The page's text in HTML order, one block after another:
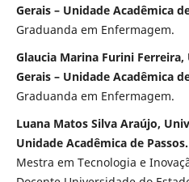
Gerais – Unidade Acadêmica
Graduanda em Enfermagem.
Glaucia Marina Furini
Gerais – Unidade Acadêmica
Graduanda em Enfermagem.
Luana Matos Silva Araújo,
Unidade Acadêmica de Passos.
Mestra em Tecnologia e